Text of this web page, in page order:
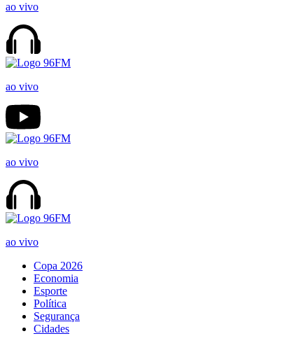
ao vivo
ao vivo
ao vivo
ao vivo
Copa 2026
Economia
Esporte
Política
Segurança
Cidades